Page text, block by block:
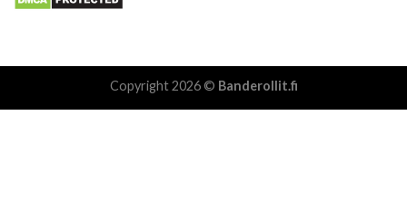
Copyright 2026 © Banderollit.fi